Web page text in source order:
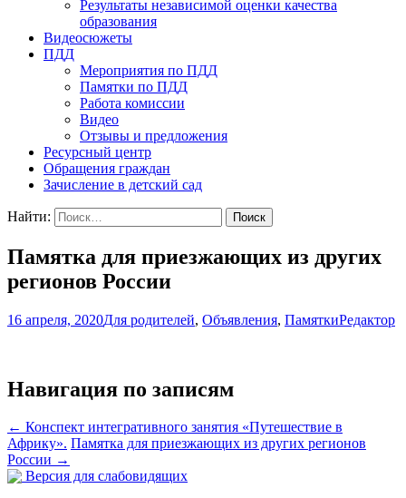
Результаты независимой оценки качества
образования
Видеосюжеты
ПДД
Мероприятия по ПДД
Памятки по ПДД
Работа комиссии
Видео
Отзывы и предложения
Ресурсный центр
Обращения граждан
Зачисление в детский сад
Найти:
Памятка для приезжающих из других
регионов России
16 апреля, 2020Для родителей, Объявления, ПамяткиРедактор
Навигация по записям
← Конспект интегративного занятия «Путешествие в
Африку». Памятка для приезжающих из других регионов
России →
Версия для слабовидящих